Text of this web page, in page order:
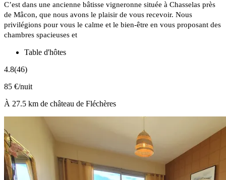
C’est dans une ancienne bâtisse vigneronne située à Chasselas près
de Mâcon, que nous avons le plaisir de vous recevoir. Nous
privilégions pour vous le calme et le bien-être en vous proposant des
chambres spacieuses et
Table d'hôtes
4.8(46)
85 €/nuit
À 27.5 km de château de Fléchères